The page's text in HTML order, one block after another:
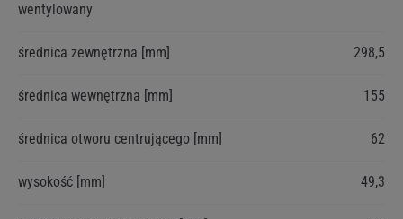
informacji
wentylowany
średnica zewnętrzna [mm] 298,5
średnica wewnętrzna [mm] 155
średnica otworu centrującego [mm] 62
wysokość [mm] 49,3